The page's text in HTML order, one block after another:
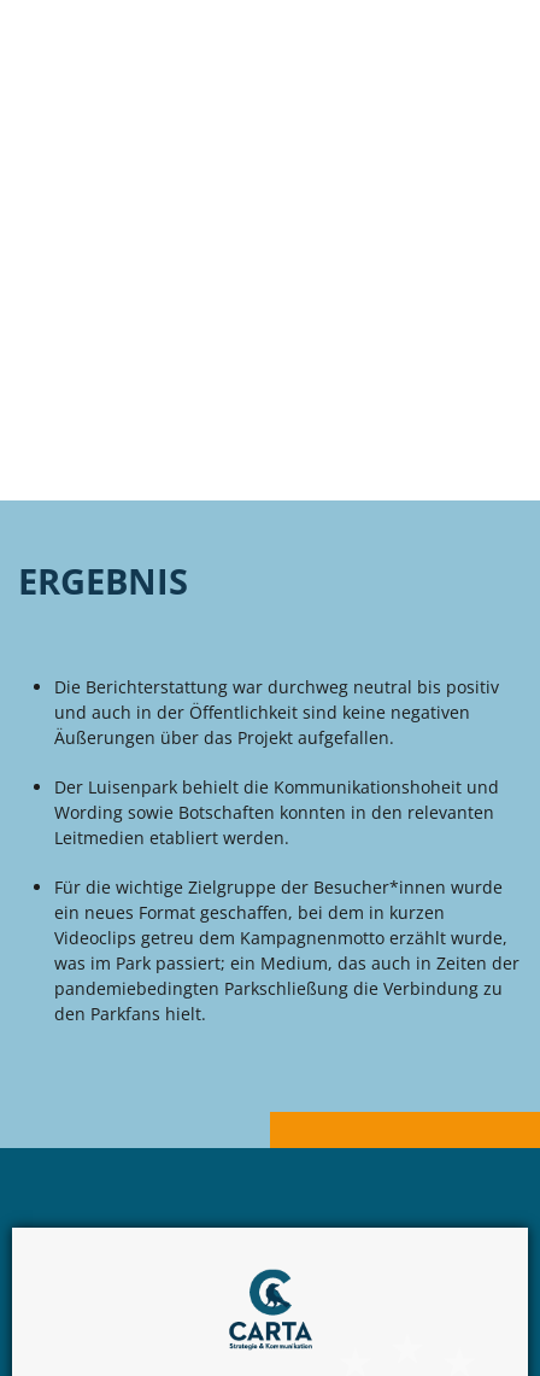
ERGEBNIS
Die Berichterstattung war durchweg neutral bis positiv
und auch in der Öffentlichkeit sind keine negativen
Äußerungen über das Projekt aufgefallen.
Der Luisenpark behielt die Kommunikationshoheit und
Wording sowie Botschaften konnten in den relevanten
Leitmedien etabliert werden.
Für die wichtige Zielgruppe der Besucher*innen wurde
ein neues Format geschaffen, bei dem in kurzen
Videoclips getreu dem Kampagnenmotto erzählt wurde,
was im Park passiert; ein Medium, das auch in Zeiten der
pandemiebedingten Parkschließung die Verbindung zu
den Parkfans hielt.